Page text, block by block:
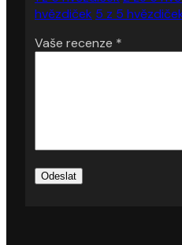
hvězdiček 5 z 5
Vaše recenze *